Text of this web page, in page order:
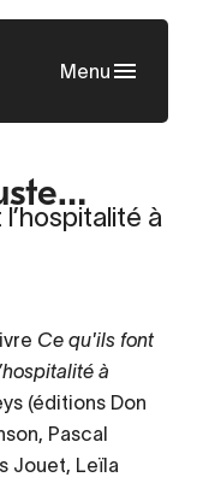
Menu
à
Ce qu'ils font
à
(éditions Don
Pascal
Jouet, Leïla